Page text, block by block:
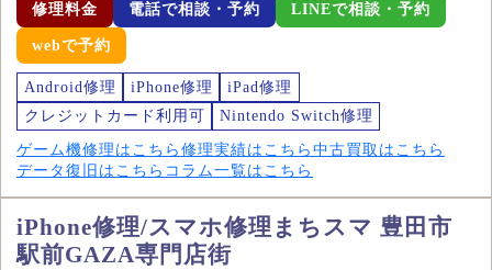
修理料金 電話で相談・予約 LINEで相談・予約
webで予約
Android修理 iPhone修理
iPad修理
クレジットカード利用可
Nintendo Switch修理
ゲーム機修理はこちら 修理実績はこちら 中古買取はこちら
データ復旧はこちら コラム一覧はこちら
iPhone修理/スマホ修理まちスマ 豊田市
駅前GAZA専門店街